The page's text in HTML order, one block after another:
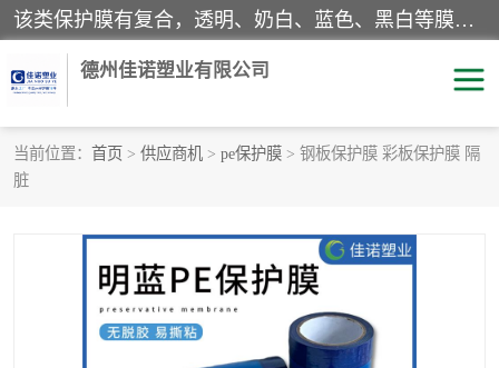
该类保护膜有复合，透明、奶白、蓝色、黑白等膜型。特高粘，高粘，中高粘，中粘，中低粘，低粘等。对于不同的粘力要求有相应的产品相适配。无胶渍残留污染。在较宽的收卷幅度下平整无皱纹，收卷长度大，利于机械化及自动化施工粘贴。为您的产品提供的表面保护解决方案。 产品广泛适用于：铝材、不锈钢、金属、塑料、电子、家电、家具、玻璃、化工材料、装饰材料等。
德州佳诺塑业有限公司
当前位置： 首页 > 供应商机 > pe保护膜 > 钢板保护膜 彩板保护膜 隔
脏
家具保护膜
拉伸缠绕膜 透明保护膜
乳白保护膜